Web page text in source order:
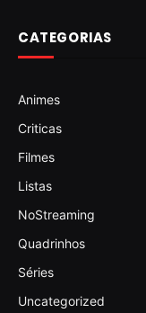
CATEGORIAS
Animes
Criticas
Filmes
Listas
NoStreaming
Quadrinhos
Séries
Uncategorized